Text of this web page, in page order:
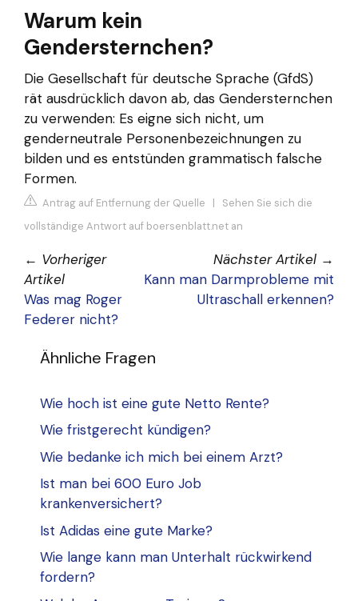
Warum kein
Gendersternchen?
Die Gesellschaft für deutsche Sprache (GfdS)
rät ausdrücklich davon ab, das Gendersternchen
zu verwenden: Es eigne sich nicht, um
genderneutrale Personenbezeichnungen zu
bilden und es entstünden grammatisch falsche
Formen.
Antrag auf Entfernung der Quelle | Sehen Sie sich die
vollständige Antwort auf boersenblatt.net an
← Vorheriger
Artikel
Was mag Roger
Federer nicht?
Nächster Artikel →
Kann man Darmprobleme mit
Ultraschall erkennen?
Ähnliche Fragen
Wie hoch ist eine gute Netto Rente?
Wie fristgerecht kündigen?
Wie bedanke ich mich bei einem Arzt?
Ist man bei 600 Euro Job
krankenversichert?
Ist Adidas eine gute Marke?
Wie lange kann man Unterhalt rückwirkend
fordern?